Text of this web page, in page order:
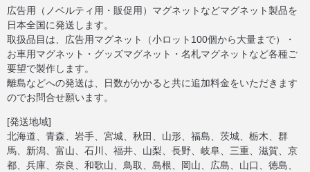
広告用（ノベルティ用・販促用）マグネットなどマグネット製品を
日本全国に発送します。
取扱品目は、広告用マグネット（小ロット100個から大量まで）・
お車用マグネット・グッズマグネット・名札マグネットなど各種ご
要望で製作します。
離島などへの発送は、日数がかかると共に追加料金をいただきます
のでお問合せ願います。
[発送地域]
北海道、青森、岩手、宮城、秋田、山形、福島、茨城、栃木、群
馬、新潟、富山、石川、福井、山梨、長野、岐阜、三重、滋賀、京
都、兵庫、奈良、和歌山、鳥取、島根、岡山、広島、山口、徳島、